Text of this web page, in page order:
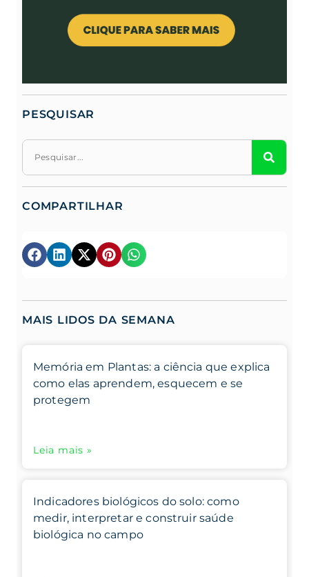
PESQUISAR
COMPARTILHAR
MAIS LIDOS DA SEMANA
Memória em Plantas: a ciência que explica
como elas aprendem, esquecem e se
protegem
Leia mais »
Indicadores biológicos do solo: como
medir, interpretar e construir saúde
biológica no campo